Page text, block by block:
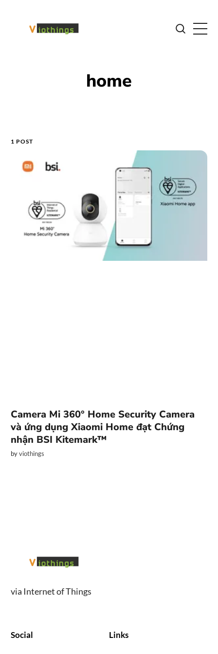
home
1 POST
Camera Mi 360° Home Security Camera
và ứng dụng Xiaomi Home đạt Chứng
nhận BSI Kitemark™
byviothings
via Internet of Things
Social Links